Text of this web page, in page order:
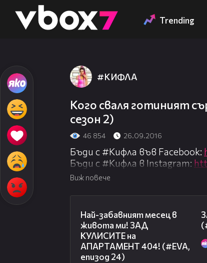
👾 Trending
#КИФЛА
Кого сваля готиният
сезон 2)
46 854 26.09.2016
Бъди с #Кифла във Facebook:
Бъди с #Кифла в Instagram:
Абонирай се за канала,
Валчето и Бети са вече на
учителя, който им помогна
че и двете тайничко си го
самият Боби?!
Гледай ЕПИЗОД 1 тук:
http://
Виж повече
Най-забавният месец в
живота ми! ЗАД
КУЛИСИТЕ на
АПАРТАМЕНТ 404! (#EVA,
епизод 24)